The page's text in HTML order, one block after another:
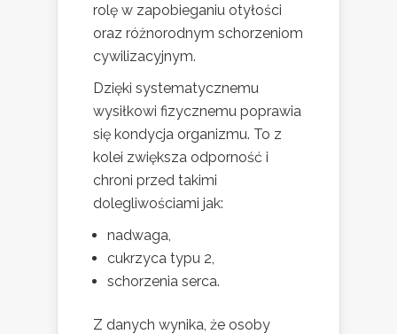
rolę w zapobieganiu otyłości
oraz różnorodnym schorzeniom
cywilizacyjnym.
Dzięki systematycznemu
wysiłkowi fizycznemu poprawia
się kondycja organizmu. To z
kolei zwiększa odporność i
chroni przed takimi
dolegliwościami jak:
nadwaga,
cukrzyca typu 2,
schorzenia serca.
Z danych wynika, że osoby